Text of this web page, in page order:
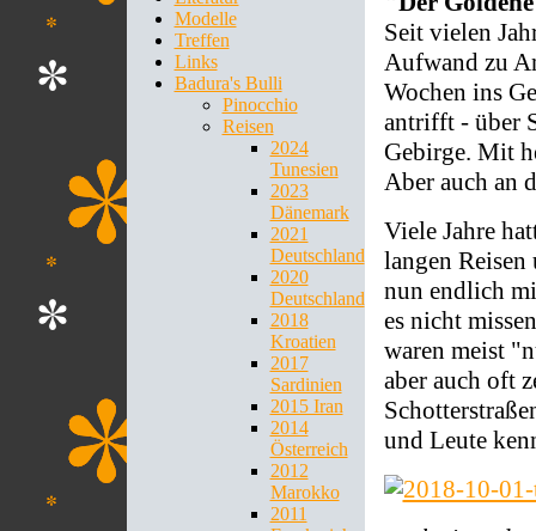
Modelle
Treffen
Links
Badura's Bulli
Pinocchio
Reisen
2024
Tunesien
2023
Dänemark
2021
Deutschland
2020
Deutschland
2018
Kroatien
2017
Sardinien
2015 Iran
2014
Österreich
2012
Marokko
2011
Seit vielen
Aufwand zu
Wochen ins
antrifft - über
Gebirge. Mit
Aber auch an
Viele Jahre
langen
nun endlich
es nicht
waren meist
aber auch oft
und Leute